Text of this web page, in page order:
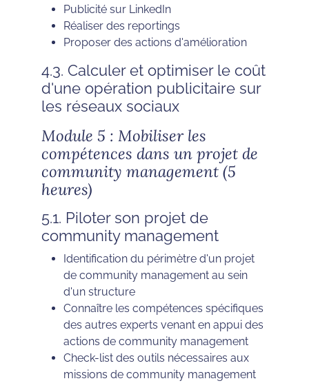
Publicité sur LinkedIn
Réaliser des reportings
Proposer des actions d'amélioration
4.3. Calculer et optimiser le coût
d'une opération publicitaire sur
les réseaux sociaux
Module 5 : Mobiliser les
compétences dans un projet de
community management (5
heures)
5.1. Piloter son projet de
community management
Identification du périmètre d'un projet
de community management au sein
d'un structure
Connaître les compétences spécifiques
des autres experts venant en appui des
actions de community management
Check-list des outils nécessaires aux
missions de community management